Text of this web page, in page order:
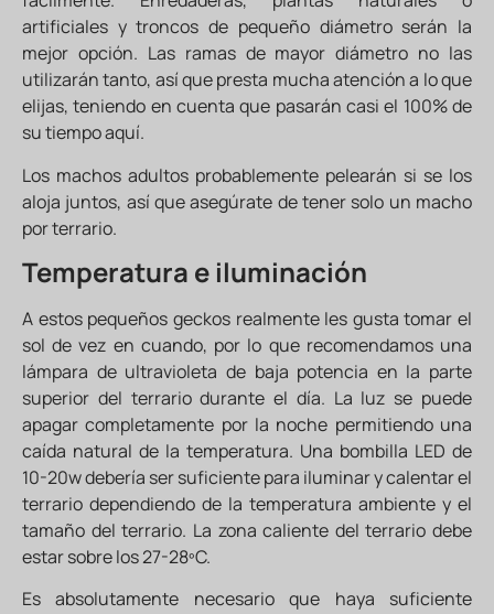
artificiales y troncos de pequeño diámetro serán la
mejor opción. Las ramas de mayor diámetro no las
utilizarán tanto, así que presta mucha atención a lo que
elijas, teniendo en cuenta que pasarán casi el 100% de
su tiempo aquí.
Los machos adultos probablemente pelearán si se los
aloja juntos, así que asegúrate de tener solo un macho
por terrario.
Temperatura e iluminación
A estos pequeños geckos realmente les gusta tomar el
sol de vez en cuando, por lo que recomendamos una
lámpara de ultravioleta de baja potencia en la parte
superior del terrario durante el día. La luz se puede
apagar completamente por la noche permitiendo una
caída natural de la temperatura. Una bombilla LED de
10-20w debería ser suficiente para iluminar y calentar el
terrario dependiendo de la temperatura ambiente y el
tamaño del terrario. La zona caliente del terrario debe
estar sobre los 27-28ºC.
Es absolutamente necesario que haya suficiente